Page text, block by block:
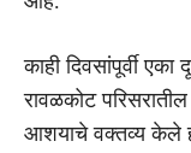
काही दिवसांपूर्वी
रावळकोट
आशयाचे वक्तव्य केले